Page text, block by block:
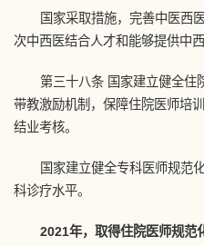
国家采取措施，完善中医西
次中西医结合人才和能够提供中
第三十八条 国家建立健全住
带教激励机制，保障住院医师培
结业考核。
国家建立健全专科医师规范
科诊疗水平。
2021年，取得住院医师规范